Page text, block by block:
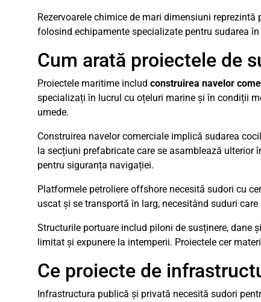
Rezervoarele chimice de mari dimensiuni
folosind echipamente specializate pentru sudarea
Cum arată proiectele de
Proiectele maritime includ construirea navelor
specializați în lucrul cu oțeluri marine și în condiții
umede.
Construirea navelor comerciale implică sudarea
la secțiuni prefabricate care se asamblează ulterior
pentru siguranța navigației.
Platformele petroliere offshore necesită sudori cu
uscat și se transportă în larg, necesitând suduri
Structurile portuare includ piloni de susținere, dane
limitat și expunere la intemperii. Proiectele cer
Ce proiecte de
Infrastructura publică și privată necesită sudori